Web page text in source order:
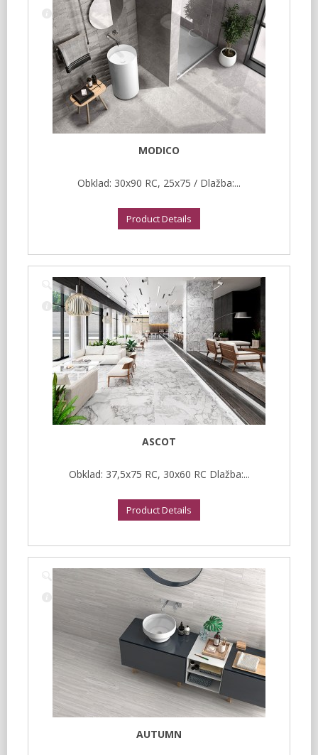
MODICO
Obklad: 30x90 RC, 25x75 / Dlažba:...
Product Details
ASCOT
Obklad: 37,5x75 RC, 30x60 RC Dlažba:...
Product Details
AUTUMN